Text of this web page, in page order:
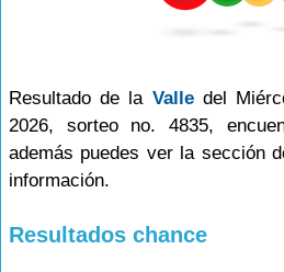
Resultado de la Valledel
2026, sorteo no. 4835,
además puedes ver la sección
información.
Resultados chance